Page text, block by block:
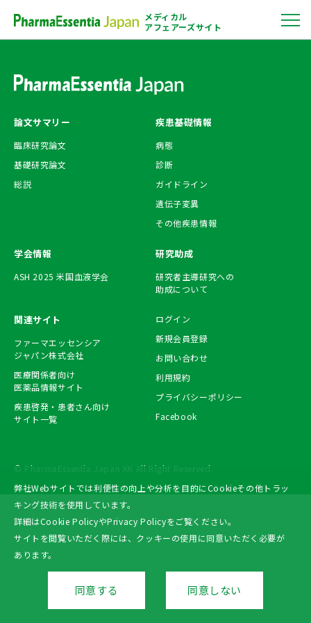
メディカル
アフェアーズサイト
menu
弊社Webサイトでは利便性の向上や分析を目的にCookieその他トラッ
キング技術を使用しています。
詳細はCookie PolicyやPrivacy Policyをご覧ください。
サイトを閲覧いただく際には、クッキーの使用に同意いただく必要が
あります。
同意する 同意しない
論文サマリー
臨床研究論文
基礎研究論文
総説
疾患基礎情報
病態
診断
ガイドライン
遺伝子変異
その他疾患情報
学会情報
ASH 2025米国血液学会
研究助成
研究者主導研究への
助成について
関連サイト
ファーマエッセンシア
ジャパン株式会社
医療関係者向け
医薬品情報サイト
疾患啓発・患者さん向け
サイト一覧
ログイン
新規会員登録
お問い合わせ
利用規約
プライバシーポリシー
Facebook
© PharmaEssentia Japan KK All Right Reserved.